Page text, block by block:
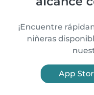
¡Encuentre
niñeras
App